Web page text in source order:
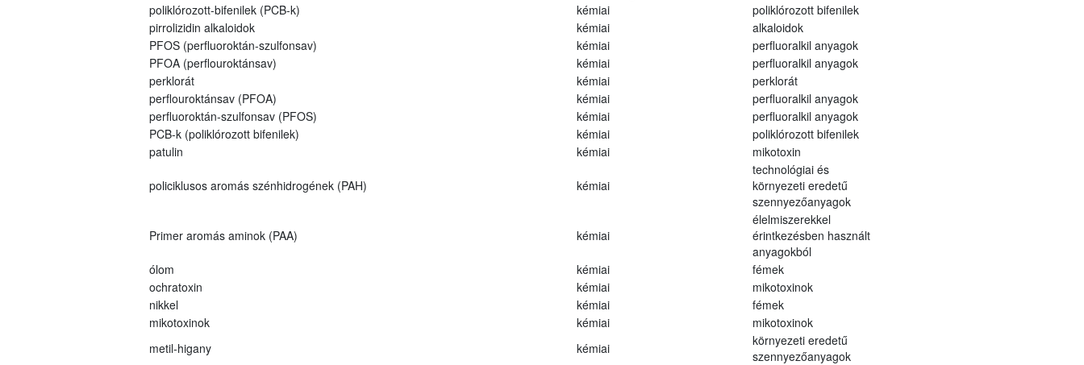
poliklórozott-bifenilek (PCB-k)
kémiai
poliklórozott bifenilek
pirrolizidin alkaloidok
kémiai
alkaloidok
PFOS (perfluoroktán-szulfonsav)
kémiai
perfluoralkil anyagok
PFOA (perflouroktánsav)
kémiai
perfluoralkil anyagok
perklorát
kémiai
perklorát
perflouroktánsav (PFOA)
kémiai
perfluoralkil anyagok
perfluoroktán-szulfonsav (PFOS)
kémiai
perfluoralkil anyagok
PCB-k (poliklórozott bifenilek)
kémiai
poliklórozott bifenilek
patulin
kémiai mikotoxin
policiklusos aromás szénhidrogének (PAH) kémiai
technológiai és
környezeti eredetű
szennyezőanyagok
Primer aromás aminok (PAA) kémiai
élelmiszerekkel
érintkezésben használt
anyagokból
ólom
kémiai
fémek
ochratoxin
kémiai
mikotoxinok
nikkel
kémiai
fémek
mikotoxinok
kémiai
mikotoxinok
metil-higany
kémiai
környezeti eredetű
szennyezőanyagok